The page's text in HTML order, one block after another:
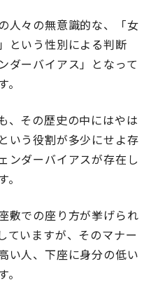
人々の無意識的な、「女
という性別による判断
ダーバイアス」となって
、その歴史の中にはやは
いう役割が多少にせよ存
ンダーバイアスが存在し
敷での座り方が挙げられ
ていますが、そのマナー
い人、下座に身分の低い